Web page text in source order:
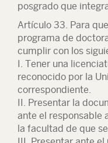
posgrado que
Artículo 33. Para
programa de
cumplir con los
I. Tener una
reconocido por la
correspondiente.
II. Presentar la
ante el responsable
la facultad de que